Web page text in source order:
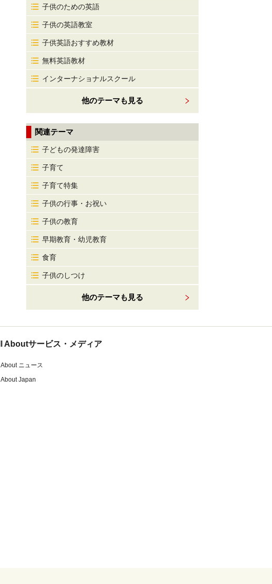
子供のための英語
子供の英語教室
子供英語おすすめ教材
無料英語教材
インターナショナルスクール
他のテーマも見る
関連テーマ
子どもの発達障害
子育て
子育て特集
子供の行事・お祝い
子供の教育
早期教育・幼児教育
食育
子供のしつけ
他のテーマも見る
Aboutサービス・メディア
ニュース
Japan